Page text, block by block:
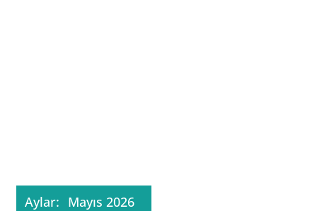
Aylar: Mayıs 2026